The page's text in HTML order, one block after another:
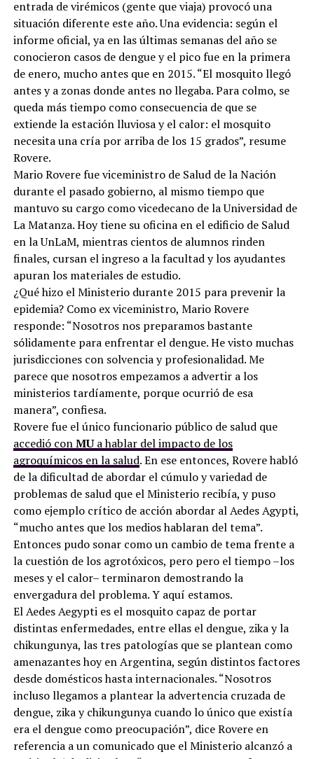
entrada de virémicos (gente que viaja) provocó una
situación diferente este año. Una evidencia: según el
informe oficial, ya en las últimas semanas del año se
conocieron casos de dengue y el pico fue en la primera
de enero, mucho antes que en 2015. “El mosquito llegó
antes y a zonas donde antes no llegaba. Para colmo, se
queda más tiempo como consecuencia de que se
extiende la estación lluviosa y el calor: el mosquito
necesita una cría por arriba de los 15 grados”, resume
Rovere.
Mario Rovere fue viceministro de Salud de la Nación
durante el pasado gobierno, al mismo tiempo que
mantuvo su cargo como vicedecano de la Universidad de
La Matanza. Hoy tiene su oficina en el edificio de Salud
en la UnLaM, mientras cientos de alumnos rinden
finales, cursan el ingreso a la facultad y los ayudantes
apuran los materiales de estudio.
¿Qué hizo el Ministerio durante 2015 para prevenir la
epidemia? Como ex viceministro, Mario Rovere
responde: “Nosotros nos preparamos bastante
sólidamente para enfrentar el dengue. He visto muchas
jurisdicciones con solvencia y profesionalidad. Me
parece que nosotros empezamos a advertir a los
ministerios tardíamente, porque ocurrió de esa
manera”, confiesa.
Rovere fue el único funcionario público de salud que
accedió conMUa hablar del impacto de los
agroquímicos en la salud. En ese entonces, Rovere habló
de la dificultad de abordar el cúmulo y variedad de
problemas de salud que el Ministerio recibía, y puso
como ejemplo crítico de acción abordar al Aedes Agypti,
“mucho antes que los medios hablaran del tema”.
Entonces pudo sonar como un cambio de tema frente a
la cuestión de los agrotóxicos, pero pero el tiempo –los
meses y el calor– terminaron demostrando la
envergadura del problema. Y aquí estamos.
El Aedes Aegypti es el mosquito capaz de portar
distintas enfermedades, entre ellas el dengue, zika y la
chikungunya, las tres patologías que se plantean como
amenazantes hoy en Argentina, según distintos factores
desde domésticos hasta internacionales. “Nosotros
incluso llegamos a plantear la advertencia cruzada de
dengue, zika y chikungunya cuando lo único que existía
era el dengue como preocupación”, dice Rovere en
referencia a un comunicado que el Ministerio alcanzó a